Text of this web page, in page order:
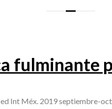
fulminante
Int Méx. 2019 septiembre-